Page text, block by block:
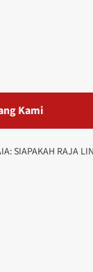
Kami
SIAPAKAH RAJA